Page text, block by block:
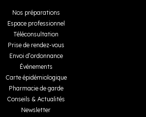
Nos préparations
Espace professionnel
Téléconsultation
Prise de rendez-vous
Envoi d’ordonnance
Événements
Carte épidémiologique
Pharmacie de garde
Conseils & Actualités
Newsletter